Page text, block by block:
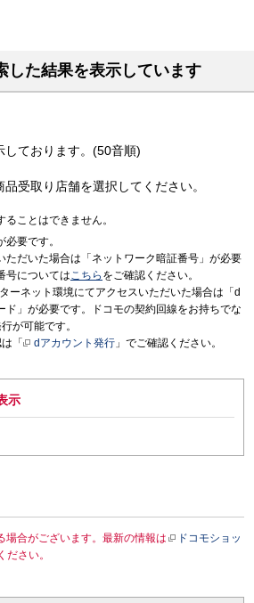
した結果を表示しています
ております。(50音順)
受取り店舗を選択してください。
ことはできません。
要です。
ただいた場合は「ネットワーク暗証番号」が必要
号についてはこちら をご確認ください。
ーネット環境にてアクセスいただいた場合は「d
ド」が必要です。ドコモの契約回線をお持ちでな
が可能です。
「
dアカウント発行 」でご確認ください。
示
場合がございます。最新の情報は
ドコモショッ
ださい。